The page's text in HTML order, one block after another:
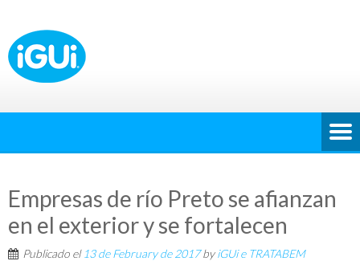
Empresas de río Preto se afianzan
en el exterior y se fortalecen
Publicado el 13 de February de 2017byiGUi e TRATABEM